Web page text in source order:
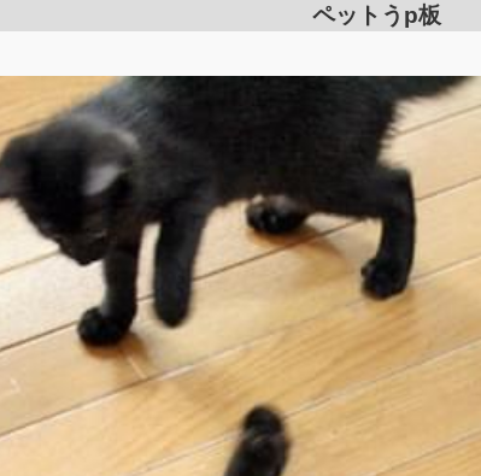
ペットうp板